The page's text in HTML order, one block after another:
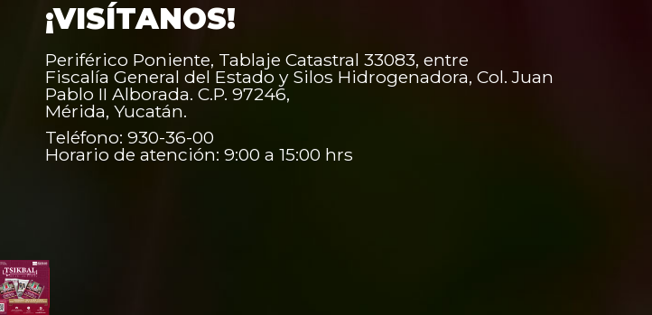
¡VISÍTANOS!
Periférico Poniente, Tablaje Catastral 33083, entre
Fiscalía General del Estado y Silos Hidrogenadora, Col. Juan
Pablo II Alborada. C.P. 97246,
Mérida, Yucatán.
Teléfono: 930-36-00
Horario de atención: 9:00 a 15:00 hrs